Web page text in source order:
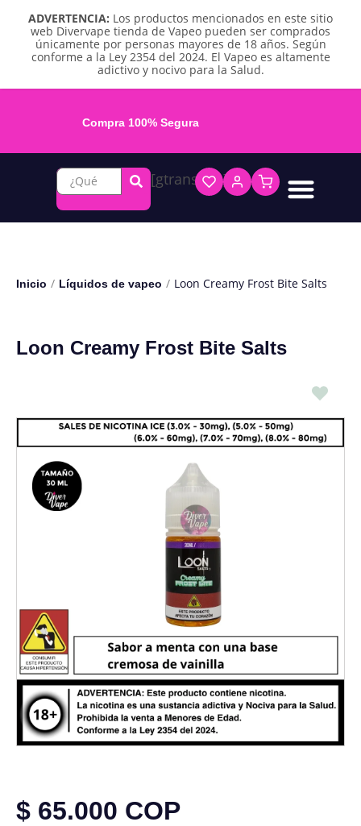
ADVERTENCIA: Los productos mencionados en este sitio
web Divervape tienda de Vapeo pueden ser comprados
únicamente por personas mayores de 18 años. Según
conforme a la Ley 2354 del 2024. El Vapeo es altamente
adictivo y nocivo para la Salud.
Compra 100% Segura
[gtranslate]
Inicio / Líquidos de vapeo / Loon Creamy Frost Bite Salts
Loon Creamy Frost Bite Salts
$ 65.000 COP